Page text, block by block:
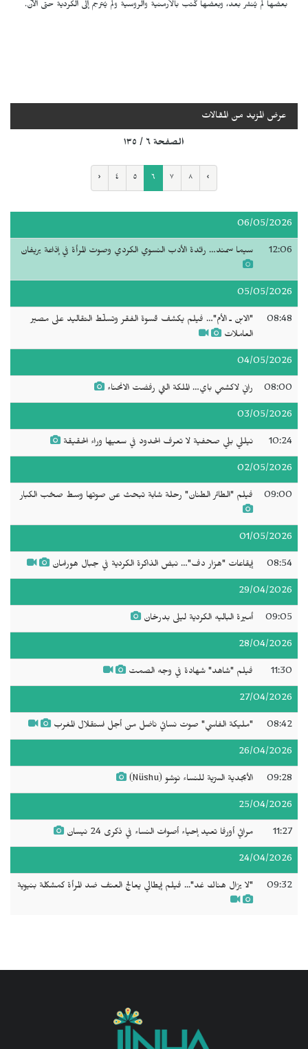
بعضها لم يُنشر بعد، وبعضها كُتب بالأرمنية والروسية ولم يُترجم إلى الكردية حتى الآن.
عرض المزيد من المقالات
الصفحة ٦ / ١٣٥
‹ ٤ ٥ ٦ ٧ ٨ ›
06/05/2026
12:06 سيما سمند… رائدة الأدب النسوي الكردي وصوت المرأة في إذاعة يريفان
05/05/2026
08:48
"الابن ـ الأم"… فيلم يكشف قسوة الفقر وتسلّط التقاليد على مصير
العاملات
04/05/2026
08:00 راني لاكشمي باي… الملكة التي رفضت الانحناء
03/05/2026
10:24 نيللي بلي صحفية لا تعرف الحدود في سعيها وراء الحقيقة
02/05/2026
09:00 فيلم "الطائر الطنان" رحلة شابة تبحث عن صوتها وسط صخب الكبار
01/05/2026
08:54 إيقاعات "هزار دف"… نبض الذاكرة الكردية في جبال هورامان
29/04/2026
09:05 أميرة الباليه الكردية ليلى بدرخان
28/04/2026
11:30 فيلم "شاهد" شهادة في وجه الصمت
27/04/2026
08:42 "مليكة الفاسي" صوت نسائي ناضل من أجل استقلال المغرب
26/04/2026
09:28 الأبجدية السرّية للنساء نوشو (Nüshu)
25/04/2026
11:27 مراثي أورفا تعيد إحياء أصوات النساء في ذكرى 24 نيسان
24/04/2026
09:32 "لا يزال هناك غد"... فيلم إيطالي يعالج العنف ضد المرأة كمشكلة بنيوية